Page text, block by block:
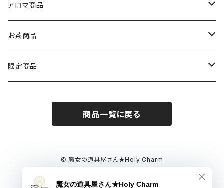
オラクルカード
ルノルマンカード
セット商品
アロマ商品
アロマフェアリー
月シリーズ
お茶商品
魔法のお茶シリーズ
限定商品
商品一覧に戻る
© 魔女の道具屋さん★Holy Charm